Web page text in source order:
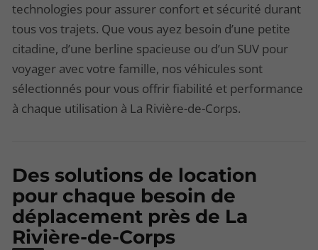
technologies pour assurer confort et sécurité durant
tous vos trajets. Que vous ayez besoin d’une petite
citadine, d’une berline spacieuse ou d’un SUV pour
voyager avec votre famille, nos véhicules sont
sélectionnés pour vous offrir fiabilité et performance
à chaque utilisation à La Rivière-de-Corps.
Des solutions de location
pour chaque besoin de
déplacement près de La
Rivière-de-Corps